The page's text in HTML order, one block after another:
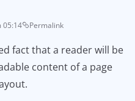
05:14 Permalink
fact that a reader will be
content of a page